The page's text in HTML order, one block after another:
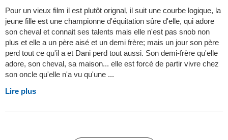
Pour un vieux film il est plutôt orignal, il suit une courbe logique, la
jeune fille est une championne d'équitation sûre d'elle, qui adore
son cheval et connait ses talents mais elle n'est pas snob non
plus et elle a un père aisé et un demi frère; mais un jour son père
perd tout ce qu'il a et Dani perd tout aussi. Son demi-frère qu'elle
adore, son cheval, sa maison... elle est forcé de partir vivre chez
son oncle qu'elle n'a vu qu'une ...
Lire plus